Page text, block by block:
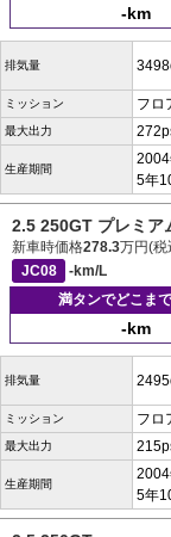
-km
排気量
ミッション フロ
最大出力
生産期間
5年
2.5 250GT プレミア
新車時価格278.3万円(税
JC08
-km/L
満タンでどこま
-km
排気量
ミッション フロ
最大出力
生産期間
5年